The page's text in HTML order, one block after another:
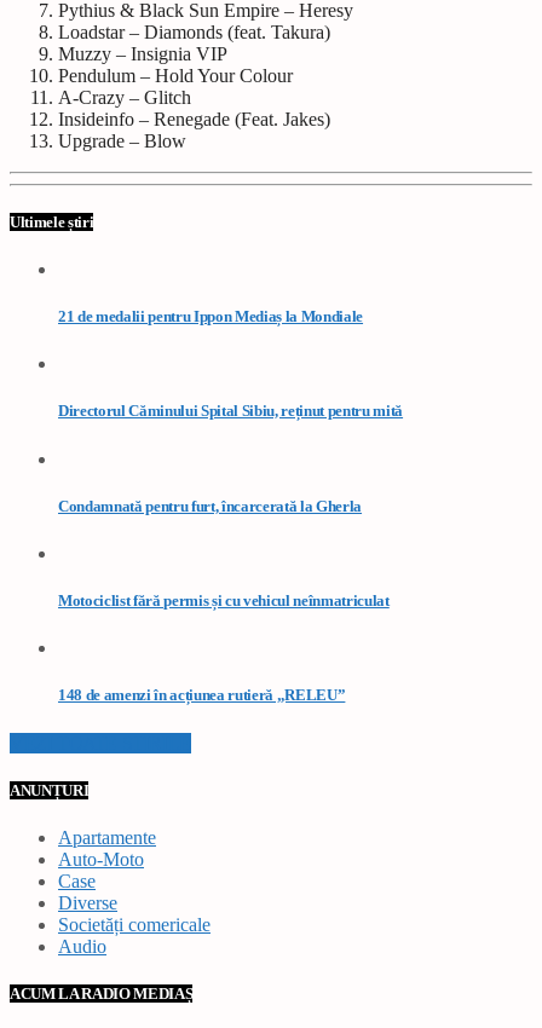
Pythius & Black Sun Empire – Heresy
Loadstar – Diamonds (feat. Takura)
Muzzy – Insignia VIP
Pendulum – Hold Your Colour
A-Crazy – Glitch
Insideinfo – Renegade (Feat. Jakes)
Upgrade – Blow
Ultimele știri
21 de medalii pentru Ippon Mediaș la Mondiale
Directorul Căminului Spital Sibiu, reținut pentru mită
Condamnată pentru furt, încarcerată la Gherla
Motociclist fără permis și cu vehicul neînmatriculat
148 de amenzi în acțiunea rutieră „RELEU”
ANUNȚURI
Apartamente
Auto-Moto
Case
Diverse
Societăți comericale
Audio
ACUM LA RADIO MEDIAȘ